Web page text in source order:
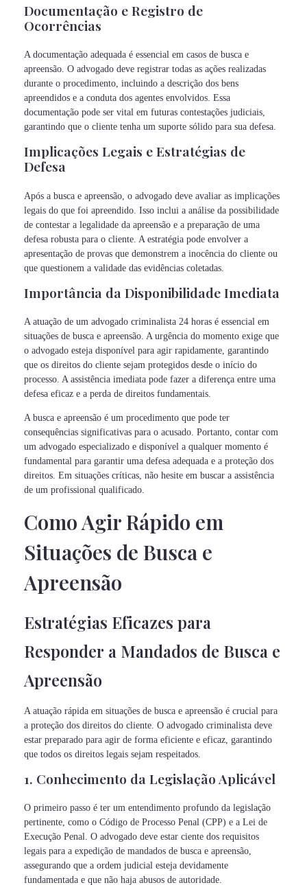
Documentação e Registro de
Ocorrências
A documentação adequada é essencial em casos de busca e
apreensão. O advogado deve registrar todas as ações realizadas
durante o procedimento, incluindo a descrição dos bens
apreendidos e a conduta dos agentes envolvidos. Essa
documentação pode ser vital em futuras contestações judiciais,
garantindo que o cliente tenha um suporte sólido para sua defesa.
Implicações Legais e Estratégias de
Defesa
Após a busca e apreensão, o advogado deve avaliar as implicações
legais do que foi apreendido. Isso inclui a análise da possibilidade
de contestar a legalidade da apreensão e a preparação de uma
defesa robusta para o cliente. A estratégia pode envolver a
apresentação de provas que demonstrem a inocência do cliente ou
que questionem a validade das evidências coletadas.
Importância da Disponibilidade Imediata
A atuação de um advogado criminalista 24 horas é essencial em
situações de busca e apreensão. A urgência do momento exige que
o advogado esteja disponível para agir rapidamente, garantindo
que os direitos do cliente sejam protegidos desde o início do
processo. A assistência imediata pode fazer a diferença entre uma
defesa eficaz e a perda de direitos fundamentais.
A busca e apreensão é um procedimento que pode ter
consequências significativas para o acusado. Portanto, contar com
um advogado especializado e disponível a qualquer momento é
fundamental para garantir uma defesa adequada e a proteção dos
direitos. Em situações críticas, não hesite em buscar a assistência
de um profissional qualificado.
Como Agir Rápido em
Situações de Busca e
Apreensão
Estratégias Eficazes para
Responder a Mandados de Busca e
Apreensão
A atuação rápida em situações de busca e apreensão é crucial para
a proteção dos direitos do cliente. O advogado criminalista deve
estar preparado para agir de forma eficiente e eficaz, garantindo
que todos os direitos legais sejam respeitados.
1. Conhecimento da Legislação Aplicável
O primeiro passo é ter um entendimento profundo da legislação
pertinente, como o Código de Processo Penal (CPP) e a Lei de
Execução Penal. O advogado deve estar ciente dos requisitos
legais para a expedição de mandados de busca e apreensão,
assegurando que a ordem judicial esteja devidamente
fundamentada e que não haja abusos de autoridade.